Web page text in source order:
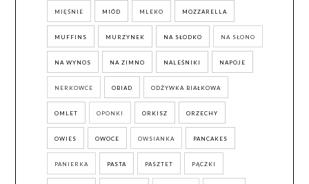
MIĘŚNIE MIÓD MLEKO MOZZARELLA
MUFFINS MURZYNEK NA SŁODKO NA SŁONO
NA WYNOS NA ZIMNO NALEŚNIKI NAPOJE
NERKOWCE OBIAD ODŻYWKA BIAŁKOWA
OMLET OPONKI ORKISZ ORZECHY
OWIES OWOCE OWSIANKA PANCAKES
PANIERKA PASTA PASZTET PĄCZKI